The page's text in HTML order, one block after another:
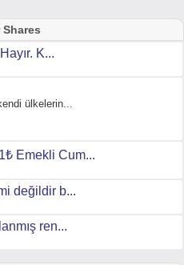
K...
ülkelerin...
Emekli Cum...
değildir b...
ren...